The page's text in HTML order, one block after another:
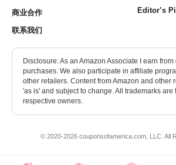
商业合作
联系我们
Editor’s
Disclosure: As an Amazon Associate I earn
purchases. We also participate in affiliate
other retailers. Content from Amazon and other
'as is' and subject to change. All trademarks are
respective owners.
© 2020-2026 couponsofamerica.com, LLC. All